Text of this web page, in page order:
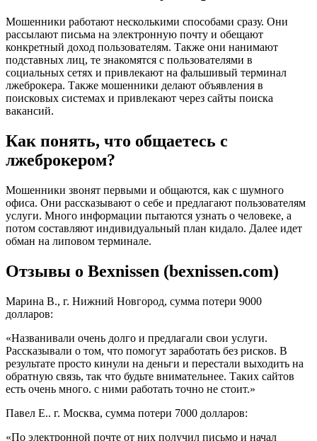
Мошенники работают несколькими способами сразу. Они
рассылают письма на электронную почту и обещают
конкретный доход пользователям. Также они нанимают
подставных лиц, те знакомятся с пользователями в
социальных сетях и привлекают на фальшивый терминал
лжеброкера. Также мошенники делают объявления в
поисковых системах и привлекают через сайты поиска
вакансий.
Как понять, что общаетесь с
лжеброкером?
Мошенники звонят первыми и общаются, как с шумного
офиса. Они рассказывают о себе и предлагают пользователям
услуги. Много информации пытаются узнать о человеке, а
потом составляют индивидуальный план кидало. Далее идет
обман на липовом терминале.
Отзывы о Bexnissen (bexnissen.com)
Марина В., г. Нижний Новгород, сумма потери 9000
долларов:
«Названивали очень долго и предлагали свои услуги.
Рассказывали о том, что помогут заработать без рисков. В
результате просто кинули на деньги и перестали выходить на
обратную связь, так что будьте внимательнее. Таких сайтов
есть очень много. с ними работать точно не стоит.»
Павел Е.. г. Москва, сумма потери 7000 долларов:
«По электронной почте от них получил письмо и начал